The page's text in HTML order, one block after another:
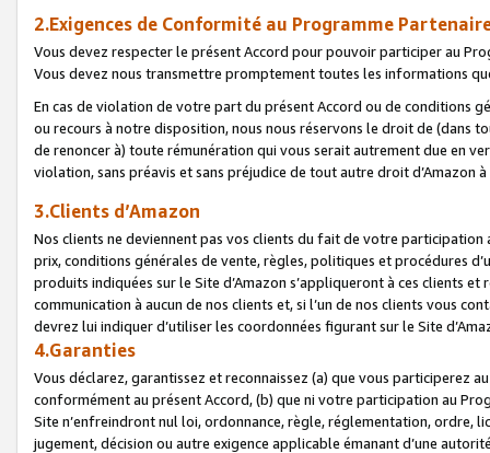
2.Exigences de Conformité au Programme
Vous devez respecter le présent Accord pour pouvoir participer au
Vous devez nous transmettre promptement toutes les informations
En cas de violation de votre part du présent Accord ou de conditions
ou recours à notre disposition, nous nous réservons le droit de (dans
de renoncer à) toute rémunération qui vous serait autrement due en
violation, sans préavis et sans préjudice de tout autre droit
3.Clients d’Amazon
Nos clients ne deviennent pas vos clients du fait de votre
prix, conditions générales de vente, règles, politiques et procédures
produits indiquées sur le Site d’Amazon s’appliqueront à ces clients
communication à aucun de nos clients et, si l’un de nos clients vous
devrez lui indiquer d’utiliser les coordonnées figurant sur le Site
4.Garanties
Vous déclarez, garantissez et reconnaissez (a) que vous participerez
conformément au présent Accord, (b) que ni votre participation au
Site n’enfreindront nul loi, ordonnance, règle, réglementation, ordre,
jugement, décision ou autre exigence applicable émanant d’une